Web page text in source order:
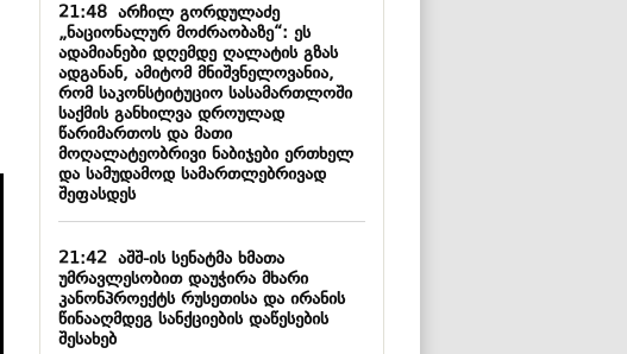
21:48არჩილ გორდულაძე
„ნაციონალურ მოძრაობაზე“: ეს
ადამიანები დღემდე ღალატის გზას
ადგანან, ამიტომ მნიშვნელოვანია,
რომ საკონსტიტუციო სასამართლოში
საქმის განხილვა დროულად
წარიმართოს და მათი
მოღალატეობრივი ნაბიჯები ერთხელ
და სამუდამოდ სამართლებრივად
შეფასდეს
21:42აშშ-ის სენატმა ხმათა
უმრავლესობით დაუჭირა მხარი
კანონპროექტს რუსეთისა და ირანის
წინააღმდეგ სანქციების დაწესების
შესახებ